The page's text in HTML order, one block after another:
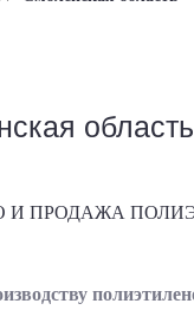
8
область
И ПРОДАЖА